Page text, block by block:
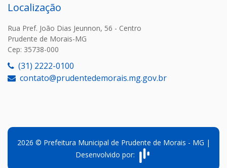
Localização
Rua Pref. João Dias Jeunnon, 56 - Centro
Prudente de Morais-MG
Cep: 35738-000
(31) 2222-0100
contato@prudentedemorais.mg.gov.br
2026 © Prefeitura Municipal de Prudente de Morais - MG |
Desenvolvido por: